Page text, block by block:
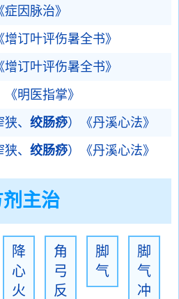
症因脉治》
订叶评伤暑全书》
订叶评伤暑全书》
《明医指掌》
、 绞肠痧）《丹溪心法》
、 绞肠痧）《丹溪心法》
主治
降
心
火
角
弓
反
脚
气
脚
气
冲